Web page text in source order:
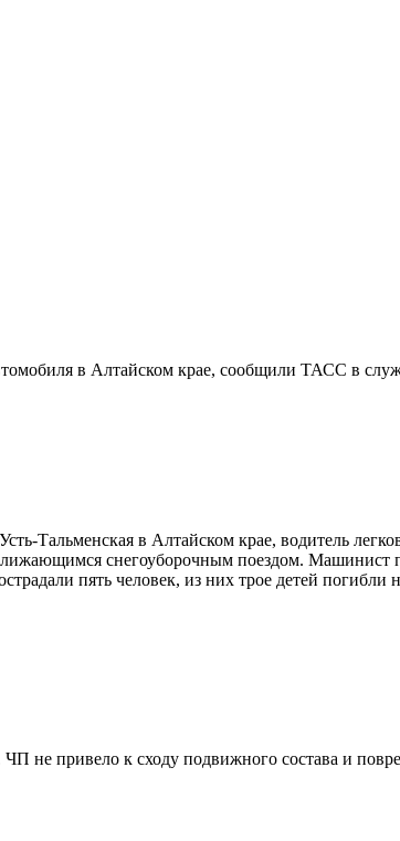
в Алтайском крае, сообщили ТАСС в
Тальменская в Алтайском крае, водитель
снегоуборочным поездом. Машинист
пять человек, из них трое детей погибли
не привело к сходу подвижного состава и